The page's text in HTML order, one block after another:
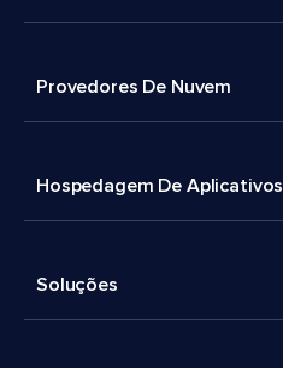
Provedores De Nuvem
Hospedagem De Aplicativos
Soluções